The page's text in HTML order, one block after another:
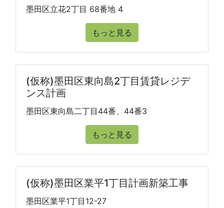
墨田区立花2丁目 68番地 4
もっと見る
(仮称)墨田区東向島2丁目賃貸レジデ
ンス計画
墨田区東向島二丁目44番、44番3
もっと見る
(仮称)墨田区業平1丁目計画新築工事
墨田区業平1丁目12-27